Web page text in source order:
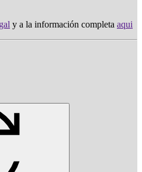
y a la información completa aqui